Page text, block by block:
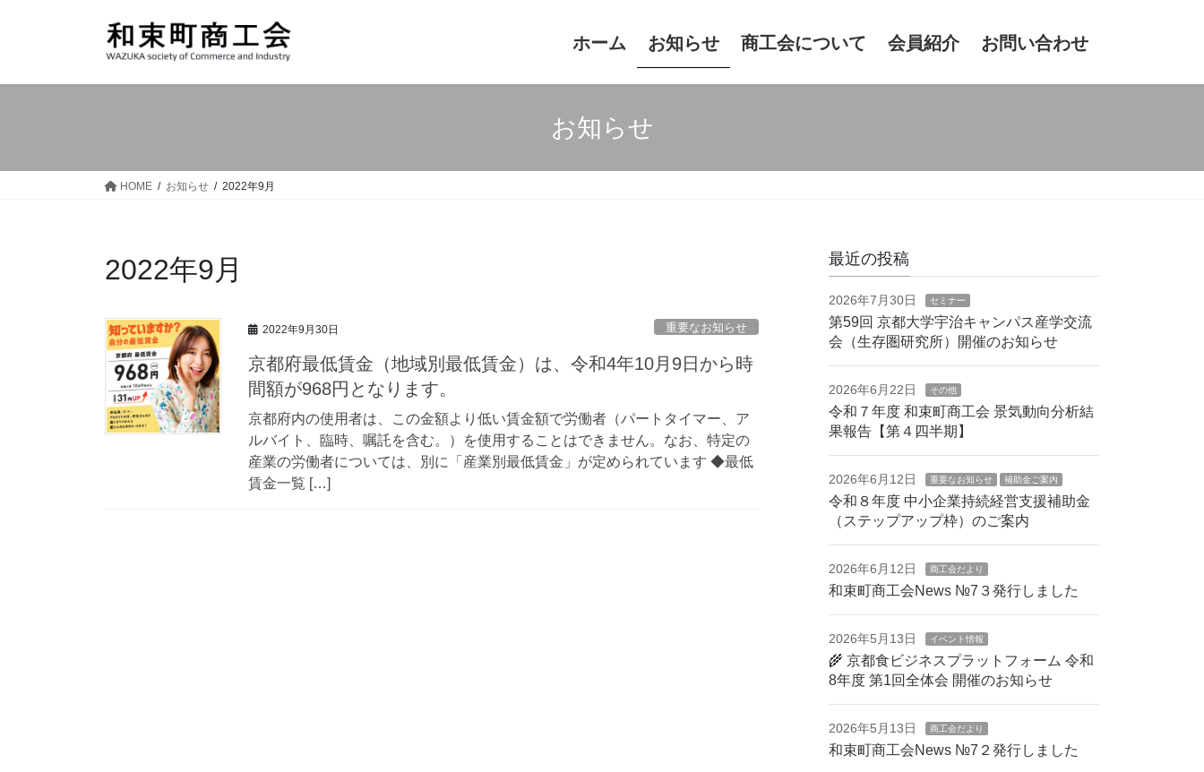
ホーム お知らせ 商工会について 会員紹介 お問い合わせ
お知らせ
HOME お知らせ 2022年9月
2022年9月
2022年9月30日 重要なお知らせ
京都府最低賃金（地域別最低賃金）は、令和4年10月9日から時
間額が968円となります。
京都府内の使用者は、この金額より低い賃金額で労働者（パートタイマー、ア
ルバイト、臨時、嘱託を含む。）を使用することはできません。なお、特定の
産業の労働者については、別に「産業別最低賃金」が定められています ◆最低
賃金一覧 […]
最近の投稿
2026年7月30日 セミナー
第59回 京都大学宇治キャンパス産学交流
会（生存圏研究所）開催のお知らせ
2026年6月22日 その他
令和７年度 和束町商工会 景気動向分析結
果報告【第４四半期】
2026年6月12日 重要なお知らせ 補助金ご案内
令和８年度 中小企業持続経営支援補助金
（ステップアップ枠）のご案内
2026年6月12日 商工会だより
和束町商工会News №7３発行しました
2026年5月13日 イベント情報
🌾 京都食ビジネスプラットフォーム 令和
8年度 第1回全体会 開催のお知らせ
2026年5月13日 商工会だより
和束町商工会News №7２発行しました